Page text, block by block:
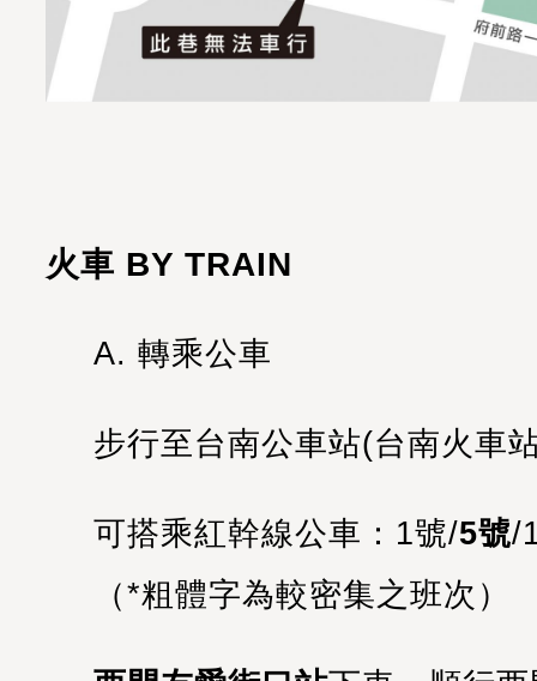
火車 BY TRAIN
A. 轉乘公車
步行至台南公車站(台南火車
可搭乘紅幹線公車：1號/5號/
（*粗體字為較密集之班次）